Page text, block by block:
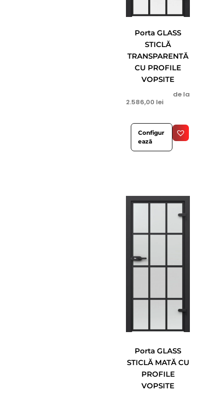
Porta GLASS
STICLĂ
TRANSPARENTĂ
CU PROFILE
VOPSITE
de la
2.586,00 lei
Configur
ează
Porta GLASS
STICLĂ MATĂ CU
PROFILE
VOPSITE